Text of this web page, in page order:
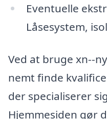
Eventuelle
Låsesystem,
Ved at bruge xn--
nemt finde
der specialiserer
Hjemmesiden gør